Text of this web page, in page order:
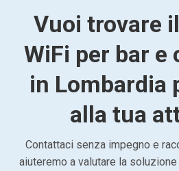
Vuoi trovare
WiFi per bar
in Lombardia
alla tua
Contattaci senza impegno e
aiuteremo a valutare la